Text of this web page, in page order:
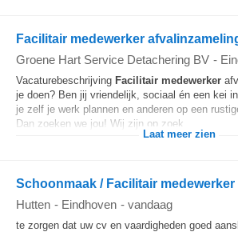
Facilitair medewerker
Groene Hart Service Detachering BV -
Vacaturebeschrijving Facilitair medewerker
je doen? Ben jij vriendelijk, sociaal én een kei
je zelf je werk plannen en anderen op een
Dan zoeken we jou! Wij zijn op zoek...
Laat meer zien
Schoonmaak / Facilitair
Hutten - Eindhoven - vandaag
te zorgen dat uw cv en vaardigheden goed